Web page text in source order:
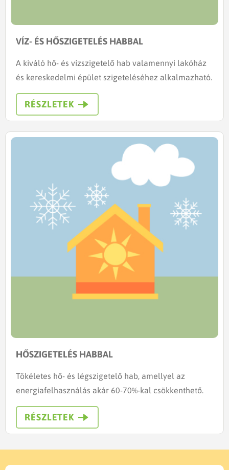
VÍZ- ÉS HŐSZIGETELÉS HABBAL
A kiváló hő- és vízszigetelő hab valamennyi lakóház
és kereskedelmi épület szigeteléséhez alkalmazható.
RÉSZLETEK
HŐSZIGETELÉS HABBAL
Tökéletes hő- és légszigetelő hab, amellyel az
energiafelhasználás akár 60-70%-kal csökkenthető.
RÉSZLETEK